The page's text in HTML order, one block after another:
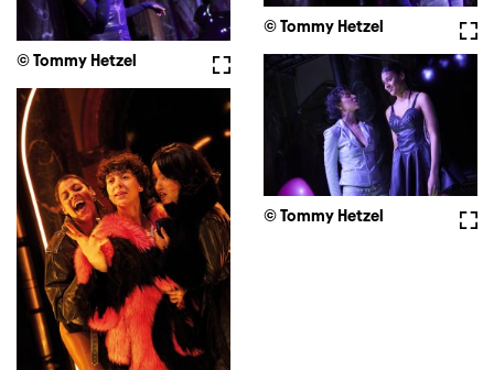
© Tommy Hetzel
Fullscreen
© Tommy Hetzel
© Tommy Hetzel